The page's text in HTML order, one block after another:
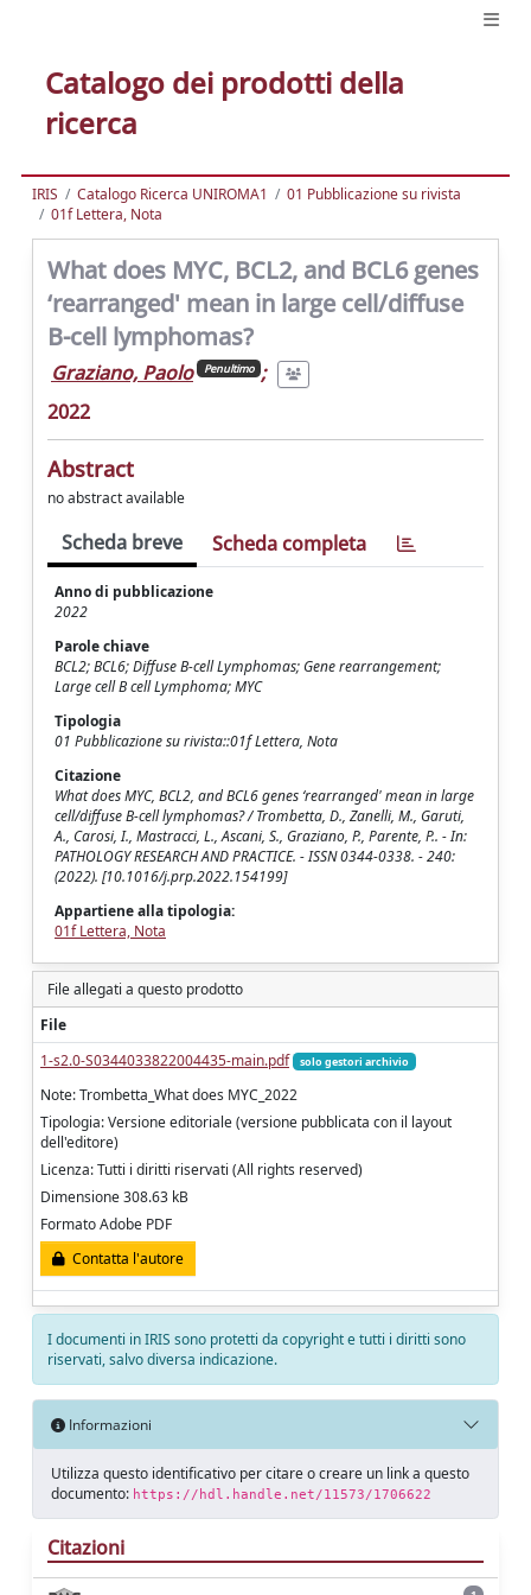
Catalogo dei prodotti della
ricerca
IRIS Catalogo Ricerca UNIROMA1
01 Pubblicazione su rivista
01f Lettera, Nota
What does MYC, BCL2, and BCL6 genes
‘rearranged' mean in large cell/diffuse
B-cell lymphomas?
Graziano, Paolo Penultimo ;
2022
Abstract
no abstract available
Scheda breve Scheda completa
Anno di pubblicazione
2022
Parole chiave
BCL2; BCL6; Diffuse B-cell Lymphomas; Gene rearrangement;
Large cell B cell Lymphoma; MYC
Tipologia
01 Pubblicazione su rivista::01f Lettera, Nota
Citazione
What does MYC, BCL2, and BCL6 genes ‘rearranged' mean in large
cell/diffuse B-cell lymphomas? / Trombetta, D., Zanelli, M., Garuti,
A., Carosi, I., Mastracci, L., Ascani, S., Graziano, P., Parente, P.. - In:
PATHOLOGY RESEARCH AND PRACTICE. - ISSN 0344-0338. - 240:
(2022). [10.1016/j.prp.2022.154199]
Appartiene alla tipologia:
01f Lettera, Nota
File allegati a questo prodotto
File
1-s2.0-S0344033822004435-main.pdf
solo gestori archivio
Note: Trombetta_What does MYC_2022
Tipologia: Versione editoriale (versione pubblicata con il layout
dell'editore)
Licenza: Tutti i diritti riservati (All rights reserved)
Dimensione 308.63 kB
Formato Adobe PDF
Contatta l'autore
I documenti in IRIS sono protetti da copyright e tutti i diritti sono
riservati, salvo diversa indicazione.
Informazioni
Utilizza questo identificativo per citare o creare un link a questo
documento: https://hdl.handle.net/11573/1706622
Citazioni